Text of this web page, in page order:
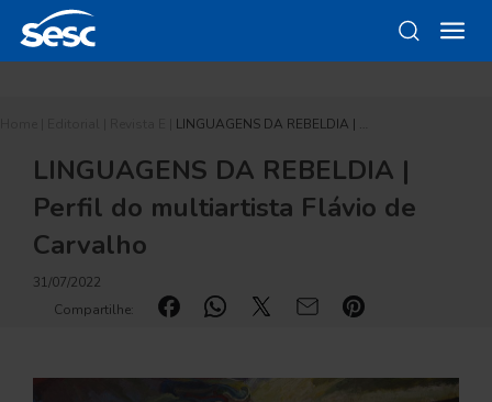
LINGUAGENS DA REBELDIA | …
LINGUAGENS DA REBELDIA |
Perfil do multiartista Flávio de
Carvalho
31/07/2022
Compartilhe: